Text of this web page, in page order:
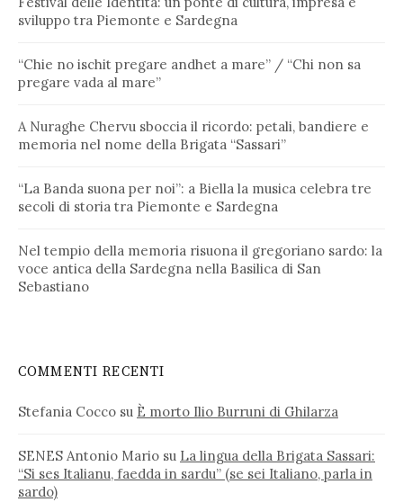
sviluppo tra Piemonte e Sardegna
“Chie no ischit pregare andhet a mare” / “Chi non sa
pregare vada al mare”
A Nuraghe Chervu sboccia il ricordo: petali, bandiere e
memoria nel nome della Brigata “Sassari”
“La Banda suona per noi”: a Biella la musica celebra tre
secoli di storia tra Piemonte e Sardegna
Nel tempio della memoria risuona il gregoriano sardo: la
voce antica della Sardegna nella Basilica di San
Sebastiano
COMMENTI RECENTI
Stefania Cocco su È morto Ilio Burruni di Ghilarza
SENES Antonio Mario su La lingua della Brigata Sassari:
“Si ses Italianu, faedda in sardu” (se sei Italiano, parla in
sardo)